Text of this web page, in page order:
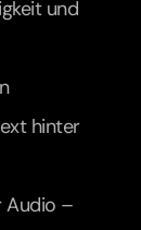
und
hinter
Audio –